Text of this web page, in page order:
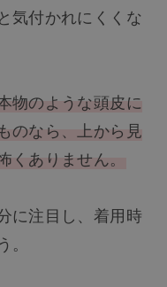
気付かれにくくな
物のような頭皮に
のなら、上から見
ありません。
に注目し、着用時